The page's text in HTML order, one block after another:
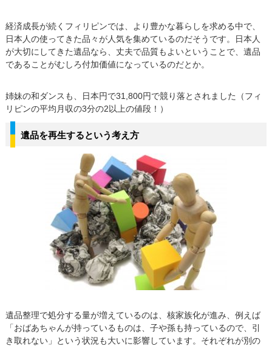
経済成長が続くフィリピンでは、より豊かな暮らしを求める中で、
日本人の使ってきた品々が人気を集めているのだそうです。日本人
が大切にしてきた遺品なら、丈夫で品質もよいということで、遺品
であることがむしろ付加価値になっているのだとか。
姉妹の和ダンスも、日本円で31,800円で競り落とされました（フィ
リピンの平均月収の3分の2以上の値段！）
遺品を再生するという考え方
遺品整理で処分する量が増えているのは、核家族化が進み、例えば
「おばあちゃんが持っているものは、子や孫も持っているので、引
き取れない」という状況も大いに影響しています。それぞれが別の